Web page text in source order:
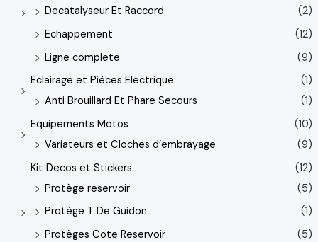
Decatalyseur Et Raccord
(2)
Echappement
(12)
Ligne complete
(9)
Eclairage et Pièces Electrique
(1)
Anti Brouillard Et Phare Secours
(1)
Equipements Motos
(10)
Variateurs et Cloches d’embrayage
(9)
Kit Decos et Stickers
(12)
Protège reservoir
(5)
Protège T De Guidon
(1)
Protèges Cote Reservoir
(5)